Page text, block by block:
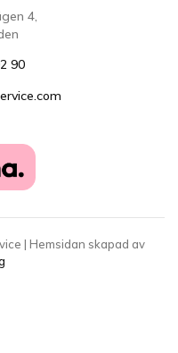
4,
90
| Hemsidan skapad av